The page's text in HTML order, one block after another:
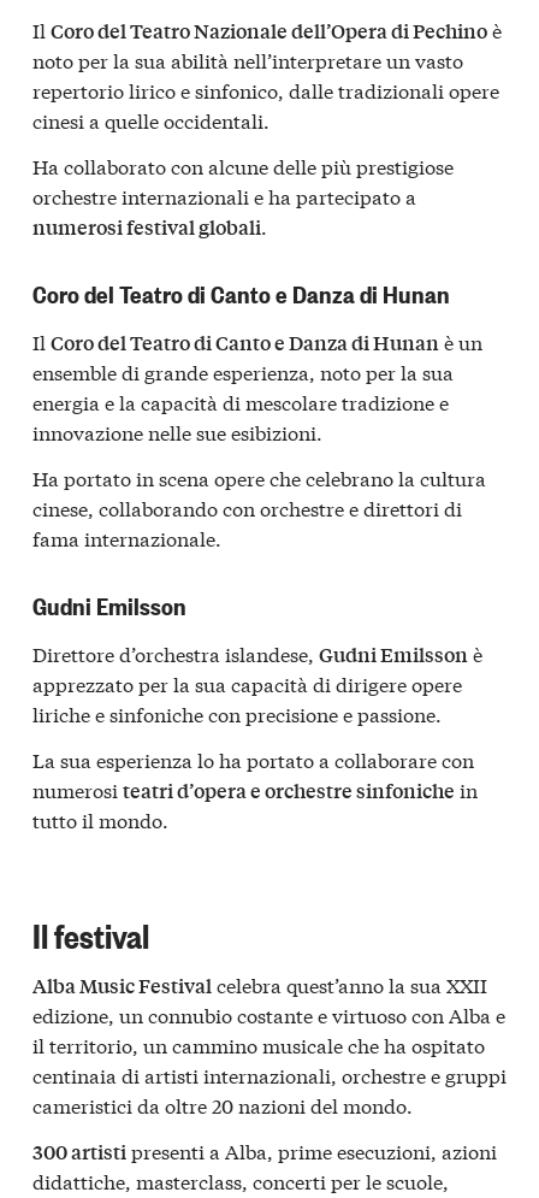
Il Coro del Teatro Nazionale dell’Opera di Pechinoè
noto per la sua abilità nell’interpretare un vasto
repertorio lirico e sinfonico, dalle tradizionali opere
cinesi a quelle occidentali.
Ha collaborato con alcune delle più prestigiose
orchestre internazionali e ha partecipato a
numerosi festival globali.
Coro del Teatro di Canto e Danza di Hunan
Il Coro del Teatro di Canto e Danza di Hunanè un
ensemble di grande esperienza, noto per la sua
energia e la capacità di mescolare tradizione e
innovazione nelle sue esibizioni.
Ha portato in scena opere che celebrano la cultura
cinese, collaborando con orchestre e direttori di
fama internazionale.
Gudni Emilsson
Direttore d’orchestra islandese, Gudni Emilssonè
apprezzato per la sua capacità di dirigere opere
liriche e sinfoniche con precisione e passione.
La sua esperienza lo ha portato a collaborare con
numerosi teatri d’opera e orchestre sinfoniche in
tutto il mondo.
Il festival
Alba Music Festivalcelebra quest’anno la sua XXII
edizione, un connubio costante e virtuoso con Alba e
il territorio, un cammino musicale che ha ospitato
centinaia di artisti internazionali, orchestre e gruppi
cameristici da oltre 20 nazioni del mondo.
300 artistipresenti a Alba, prime esecuzioni, azioni
didattiche, masterclass, concerti per le scuole,